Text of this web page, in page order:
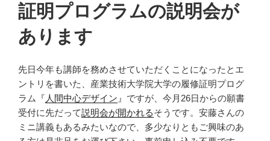
証明プログラムの説明会が
あります
先日今年も講師を務めさせていただくことになったとエ
ントリを書いた、産業技術大学院大学の履修証明プログ
ラム『 人間中心デザイン 』ですが、今月26日からの願書
受付に先だって説明会が開かれるそうです。安藤さんの
ミニ講義もあるみたいなので、多少なりともご興味のあ